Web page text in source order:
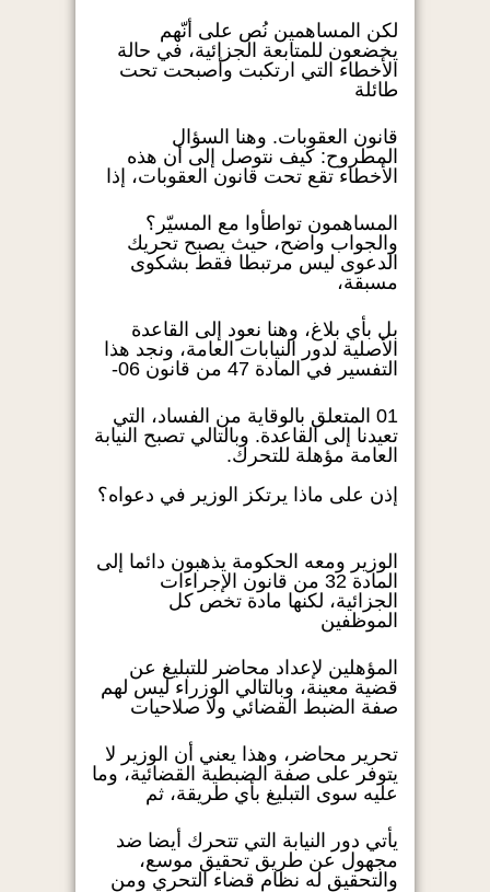
لكن المساهمين نُص على أنّهم
يخضعون للمتابعة الجزائية، في حالة
الأخطاء التي ارتكبت وأصبحت تحت
طائلة
قانون العقوبات. وهنا السؤال
المطروح: كيف نتوصل إلى أن هذه
الأخطاء تقع تحت قانون العقوبات، إذا
المساهمون تواطأوا مع المسيّر؟
والجواب واضح، حيث يصبح تحريك
الدعوى ليس مرتبطا فقط بشكوى
مسبقة،
بل بأي بلاغ، وهنا نعود إلى القاعدة
الأصلية لدور النيابات العامة، ونجد هذا
التفسير في المادة 47 من قانون 06-
01 المتعلق بالوقاية من الفساد، التي
تعيدنا إلى القاعدة. وبالتالي تصبح النيابة
العامة مؤهلة للتحرك.
إذن على ماذا يرتكز الوزير في دعواه؟
الوزير ومعه الحكومة يذهبون دائما إلى
المادة 32 من قانون الإجراءات
الجزائية، لكنها مادة تخص كل
الموظفين
المؤهلين لإعداد محاضر للتبليغ عن
قضية معينة، وبالتالي الوزراء ليس لهم
صفة الضبط القضائي ولا صلاحيات
تحرير محاضر، وهذا يعني أن الوزير لا
يتوفر على صفة الضبطية القضائية، وما
عليه سوى التبليغ بأي طريقة، ثم
يأتي دور النيابة التي تتحرك أيضا ضد
مجهول عن طريق تحقيق موسع،
والتحقيق له نظام قضاء التحري ومن